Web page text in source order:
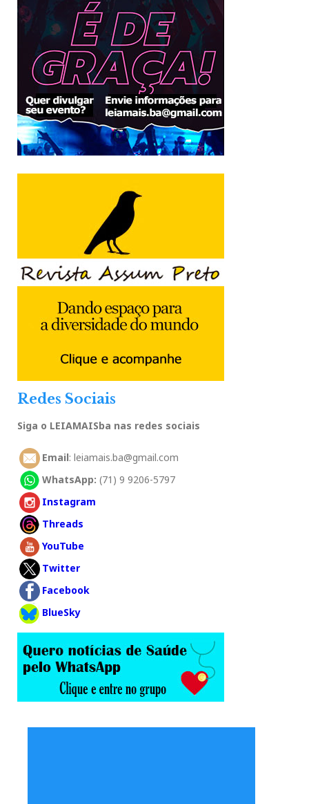
Redes Sociais
Siga o LEIAMAISba nas redes sociais
Email: leiamais.ba@gmail.com
WhatsApp: (71) 9 9206-5797
Instagram
Threads
YouTube
Twitter
Facebook
BlueSky